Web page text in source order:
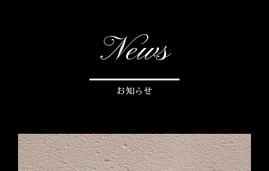
News
お知らせ